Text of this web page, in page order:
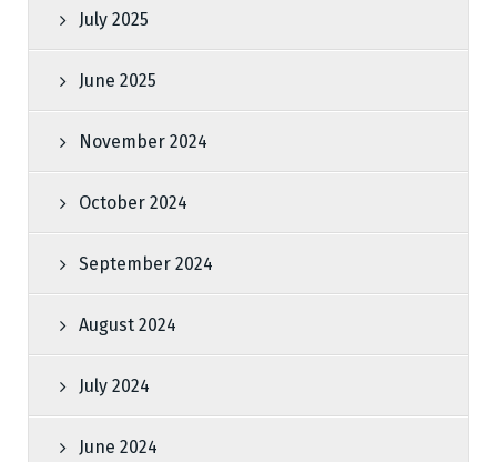
July 2025
June 2025
November 2024
October 2024
September 2024
August 2024
July 2024
June 2024